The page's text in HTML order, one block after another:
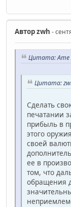
Авторzwh -
Цитата: Ame
Цитата:
Сделать
печатании
прибыль в
этого
своей
ее в
том, что
обращения